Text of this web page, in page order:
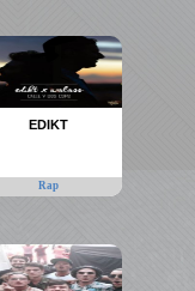
EDIKT
Rap